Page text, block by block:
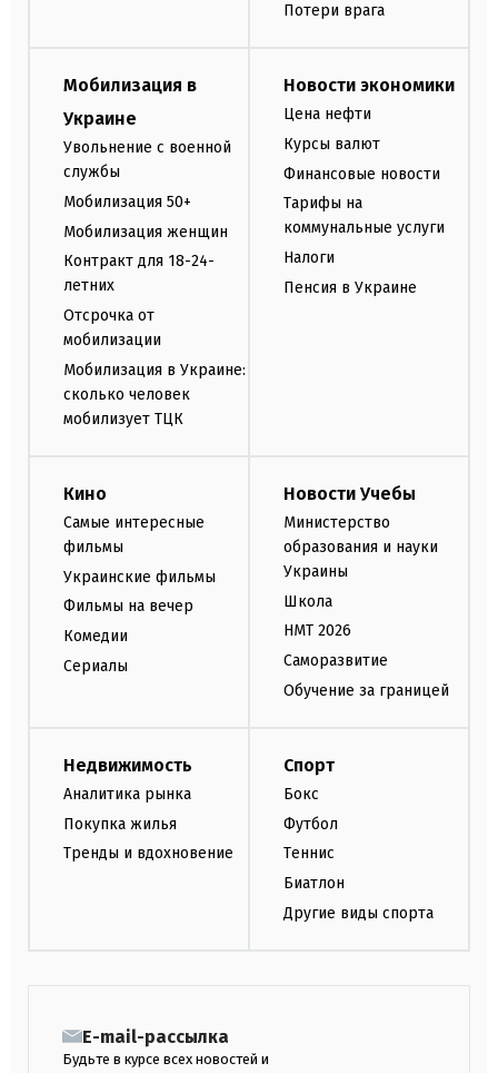
Потери врага
Мобилизация в
Украине
Увольнение с военной
службы
Мобилизация 50+
Мобилизация женщин
Контракт для 18-24-
летних
Отсрочка от
мобилизации
Мобилизация в Украине:
сколько человек
мобилизует ТЦК
Новости экономики
Цена нефти
Курсы валют
Финансовые новости
Тарифы на
коммунальные услуги
Налоги
Пенсия в Украине
Кино
Самые интересные
фильмы
Украинские фильмы
Фильмы на вечер
Комедии
Сериалы
Новости Учебы
Министерство
образования и науки
Украины
Школа
НМТ 2026
Саморазвитие
Обучение за границей
Недвижимость
Аналитика рынка
Покупка жилья
Тренды и вдохновение
Спорт
Бокс
Футбол
Теннис
Биатлон
Другие виды спорта
E-mail-рассылка
Будьте в курсе всех новостей и